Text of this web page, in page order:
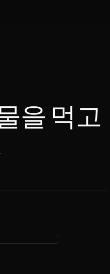
을 먹고